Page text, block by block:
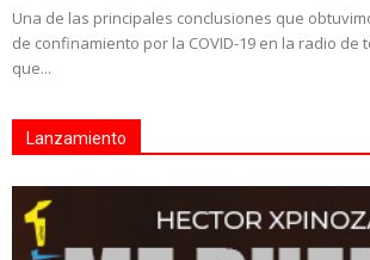
Una de las principales conclusiones que
de confinamiento por la COVID-19 en la radio de
que...
Lanzamiento